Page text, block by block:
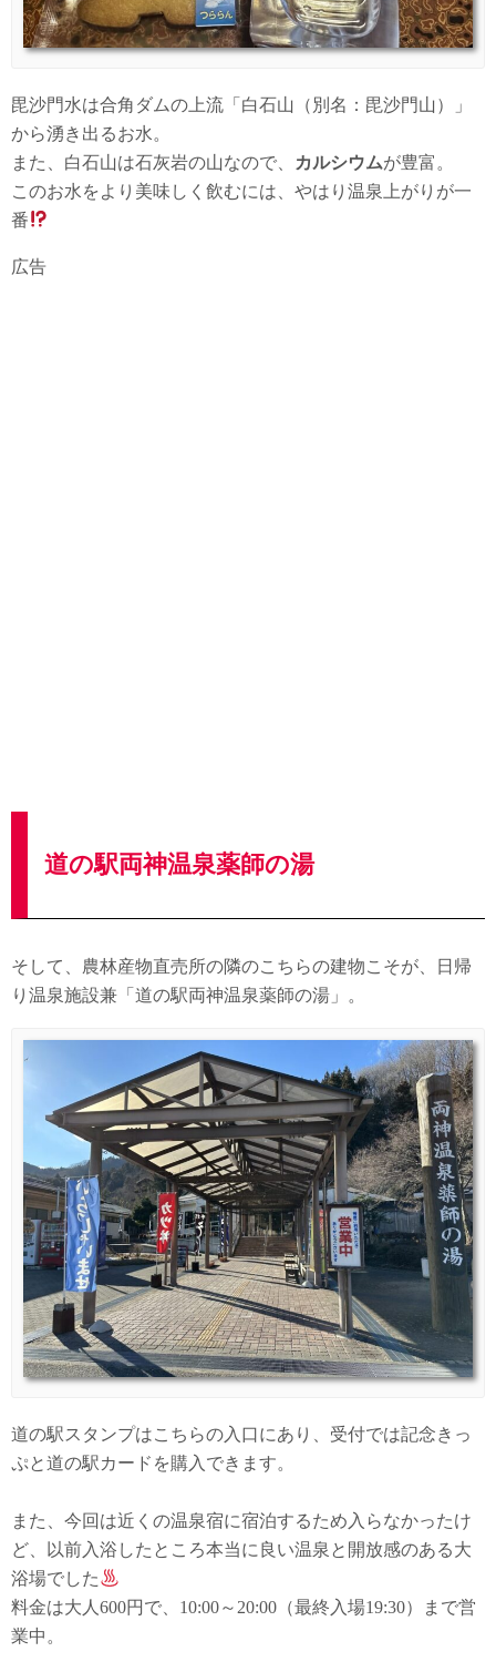
毘沙門水は合角ダムの上流「白石山（別名：毘沙門山）」
から湧き出るお水。
また、白石山は石灰岩の山なので、
カルシウムが豊富。
このお水をより美味しく飲むには、やはり温泉上がりが一
番
広告
道の駅両神温泉薬師の湯
そして、農林産物直売所の隣のこちらの建物こそが、日帰
り温泉施設兼「道の駅両神温泉薬師の湯」。
道の駅スタンプはこちらの入口にあり、受付では記念きっ
ぷと道の駅カードを購入できます。
また、今回は近くの温泉宿に宿泊するため入らなかったけ
ど、以前入浴したところ本当に良い温泉と開放感のある大
浴場でした
料金は大人600円で、10:00～20:00（最終入場19:30）まで営
業中。